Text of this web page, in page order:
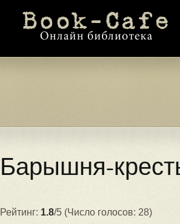
Барышня-
Рейтинг: 1.8/5 (Число голосов: 28)